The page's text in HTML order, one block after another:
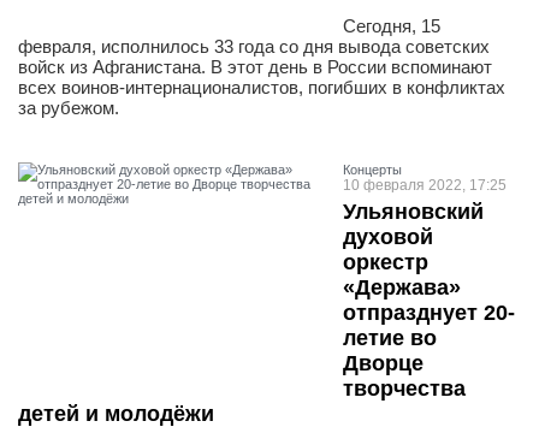
Сегодня, 15
февраля, исполнилось 33 года со дня вывода советских
войск из Афганистана. В этот день в России вспоминают
всех воинов-интернационалистов, погибших в конфликтах
за рубежом.
Концерты
10 февраля 2022, 17:25
Ульяновский
духовой
оркестр
«Держава»
отпразднует 20-
летие во
Дворце
творчества
детей и молодёжи